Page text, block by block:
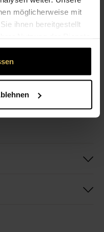
möglicherweise mit
ihnen bereitgestellt
memory